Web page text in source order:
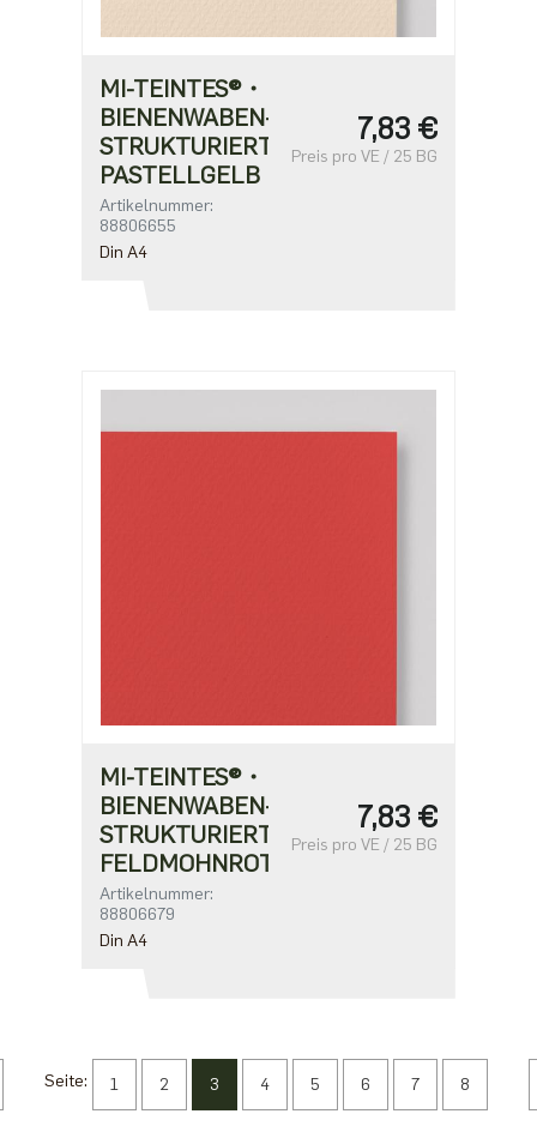
MI-TEINTES®・
BIENENWABEN-
STRUKTURIERT・
PASTELLGELB
Artikelnummer:
88806655
Din A4
7,83 €
Preis pro VE / 25 BG
MI-TEINTES®・
BIENENWABEN-
STRUKTURIERT・
FELDMOHNROT
Artikelnummer:
88806679
Din A4
7,83 €
Preis pro VE / 25 BG
Seite: 1 2 3 4 5 6 7 8